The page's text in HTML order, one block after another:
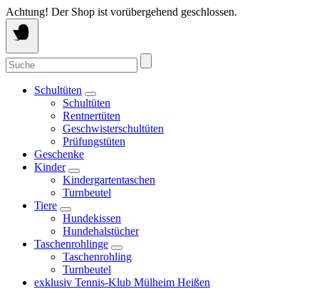
Springe
zum
Inhalt
Achtung! Der Shop ist vorübergehend geschlossen.
Suche
nach:
Schultüten
Schultüten
Rentnertüten
Geschwisterschultüten
Prüfungstüten
Geschenke
Kinder
Kindergartentaschen
Turnbeutel
Tiere
Hundekissen
Hundehalstücher
Taschenrohlinge
Taschenrohling
Turnbeutel
exklusiv Tennis-Klub Mülheim Heißen